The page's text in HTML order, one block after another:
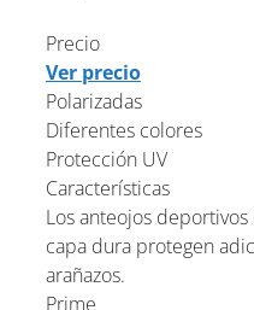
Precio
Ver precio
Polarizadas
Diferentes colores
Protección UV
Características
Los anteojos
capa dura protegen
arañazos.
Prime